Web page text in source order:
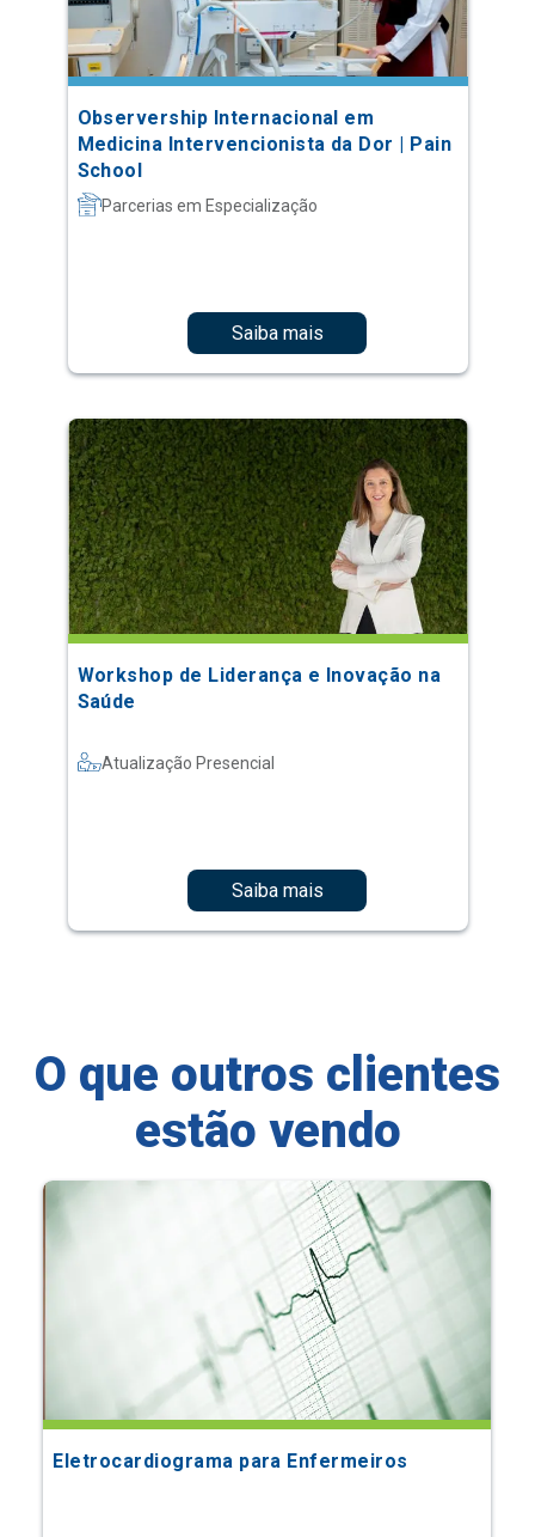
Observership Internacional em
Medicina Intervencionista da Dor | Pain
School
Parcerias em Especialização
Saiba mais
Workshop de Liderança e Inovação na
Saúde
Atualização Presencial
Saiba mais
O que outros clientes
estão vendo
Eletrocardiograma para Enfermeiros